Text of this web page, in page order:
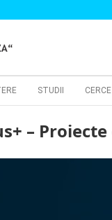
STUDII
–